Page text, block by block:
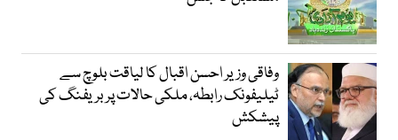
وفاقی وزیر احسن اقبال کا لیاقت بلوچ سے
ٹیلیفونک رابطہ، ملکی حالات پر بریفنگ کی
پیشکش